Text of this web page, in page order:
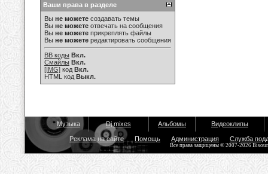
Ваши права в разделе
Вы не можете создавать темы
Вы не можете отвечать на сообщения
Вы не можете прикреплять файлы
Вы не можете редактировать сообщения
BB коды Вкл.
Смайлы Вкл.
[IMG] код Вкл.
HTML код Выкл.
Музыка Dj mixes Альбомы Видеоклипы
Реклама на сайте Помощь Администрация Служба
Все права защищены © 2007-2026